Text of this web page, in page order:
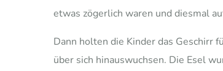
etwas zögerlich waren und diesmal
Dann holten die Kinder das Geschirr
über sich hinauswuchsen. Die Esel